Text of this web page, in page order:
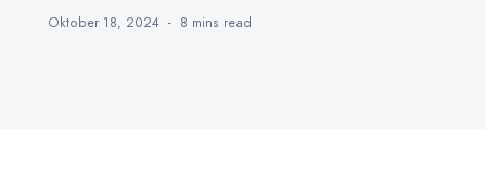
Oktober 18, 2024 8 mins read